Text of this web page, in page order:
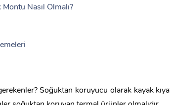
Nasıl Olmalı?
Soğuktan koruyucu olarak kayak